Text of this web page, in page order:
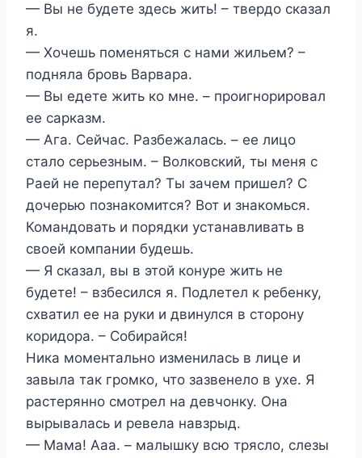
— Вы не будете здесь жить! – твердо сказал
я.
— Хочешь поменяться с нами жильем? –
подняла бровь Варвара.
— Вы едете жить ко мне. – проигнорировал
ее сарказм.
— Ага. Сейчас. Разбежалась. – ее лицо
стало серьезным. – Волковский, ты меня с
Раей не перепутал? Ты зачем пришел? С
дочерью познакомится? Вот и знакомься.
Командовать и порядки устанавливать в
своей компании будешь.
— Я сказал, вы в этой конуре жить не
будете! – взбесился я. Подлетел к ребенку,
схватил ее на руки и двинулся в сторону
коридора. – Собирайся!
Ника моментально изменилась в лице и
завыла так громко, что зазвенело в ухе. Я
растерянно смотрел на девчонку. Она
вырывалась и ревела навзрыд.
— Мама! Ааа. – малышку всю трясло, слезы